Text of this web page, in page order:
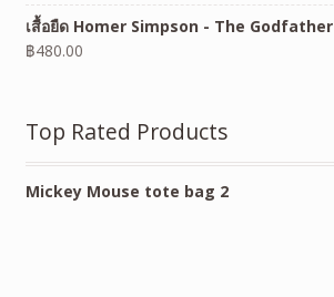
เสื้อยืด Homer Simpson - The Godfather
฿480.00
Top Rated Products
Mickey Mouse tote bag 2